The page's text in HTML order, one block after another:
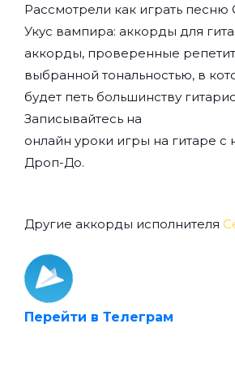
Рассмотрели как играть песню
Укус вампира: аккорды для
аккорды, проверенные
выбранной тональностью, в
будет петь большинству
Записывайтесь на
онлайн уроки игры на гитаре с
Дроп-До.
Другие аккорды исполнителя
Перейти в Телеграм